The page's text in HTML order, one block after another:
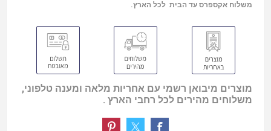
משלוח אקספרס עד הבית לכל הארץ.
מוצרים מיבואן רשמי עם אחריות מלאה ומענה טלפוני,
משלוחים מהירים לכל רחבי הארץ .